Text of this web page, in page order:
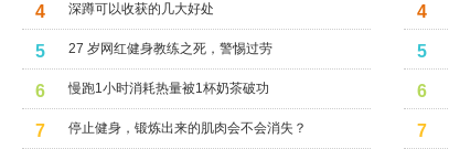
4 深蹲可以收获的几大好处
5 27 岁网红健身教练之死，警惕过劳
6 慢跑1小时消耗热量被1杯奶茶破功
7 停止健身，锻炼出来的肌肉会不会消失？
4
5
6
7